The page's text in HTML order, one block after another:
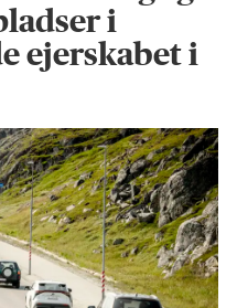
i
ejerskabet i